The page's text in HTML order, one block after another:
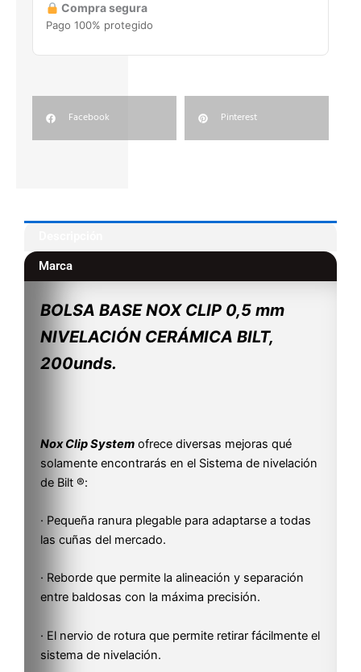
Compra segura
Pago 100% protegido
Facebook Pinterest
Marca
BOLSA BASE NOX CLIP 0,5 mm
NIVELACIÓN CERÁMICA BILT,
200unds.
Nox Clip System ofrece diversas mejoras qué
solamente encontrarás en el Sistema de nivelación
de Bilt ®:
· Pequeña ranura plegable para adaptarse a todas
las cuñas del mercado.
· Reborde que permite la alineación y separación
entre baldosas con la máxima precisión.
· El nervio de rotura que permite retirar fácilmente el
sistema de nivelación.